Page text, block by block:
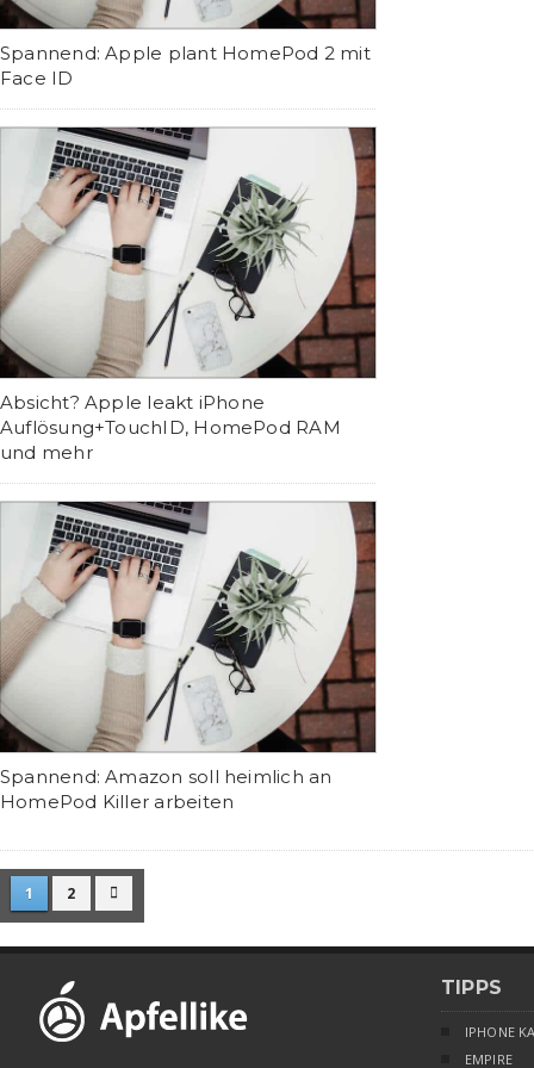
Spannend: Apple plant HomePod 2 mit
Face ID
Absicht? Apple leakt iPhone
Auflösung+TouchID, HomePod RAM
und mehr
Spannend: Amazon soll heimlich an
HomePod Killer arbeiten
1 2 
TIPPS
IPHONE
EMPIRE